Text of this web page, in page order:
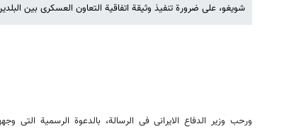
شویغو، علی ضرورة تنفیذ وثیقة اتفاقیة التعاون العسکری بین
ورحب وزیر الدفاع الایرانی فی الرسالة، بالدعوة الرسمیة التی